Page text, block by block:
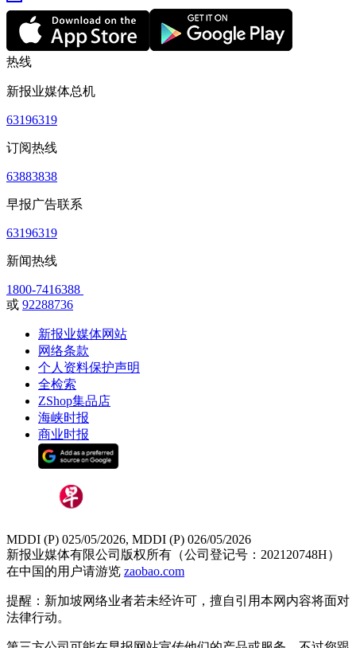
热线
新报业媒体总机
63196319
订阅热线
63883838
早报广告联系
63196319
新闻热线
1800-7416388
或 92288736
新报业媒体网站
网络条款
个人资料保护声明
全检索
ZShop集品店
海峡时报
商业时报
MDDI (P) 025/05/2026, MDDI (P) 026/05/2026
新报业媒体有限公司版权所有（公司登记号：202120748H）
在中国的用户请游览 zaobao.com
提醒：新加坡网络业者若未经许可，擅自引用本网内容将面对
法律行动。